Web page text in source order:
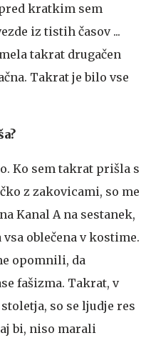
pred kratkim sem
iz tistih časov ...
takrat drugačen
Takrat je bilo vse
Ko sem takrat prišla s
z zakovicami, so me
Kanal A na sestanek,
oblečena v kostime.
opomnili, da
fašizma. Takrat, v
so se ljudje res
bi, niso marali